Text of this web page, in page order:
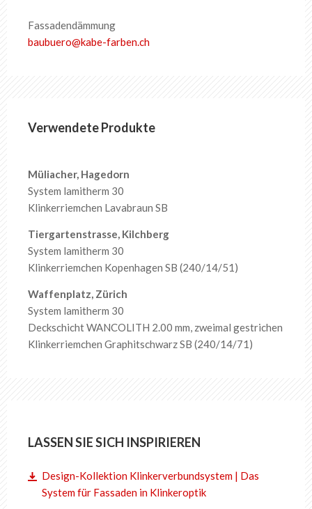
Fassadendämmung
baubuero@kabe-farbench
Verwendete Produkte
Müliacher, Hagedorn
System lamitherm 30
Klinkerriemchen Lavabraun SB
Tiergartenstrasse, Kilchberg
System lamitherm 30
Klinkerriemchen Kopenhagen SB (240/14/51)
Waffenplatz, Zürich
System lamitherm 30
Deckschicht WANCOLITH 2.00 mm, zweimal gestrichen
Klinkerriemchen Graphitschwarz SB (240/14/71)
LASSEN SIE SICH INSPIRIEREN
Design-Kollektion Klinkerverbundsystem | Das
System für Fassaden in Klinkeroptik